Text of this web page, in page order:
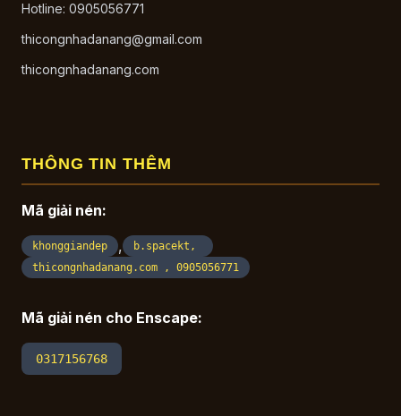
Hotline: 0905056771
thicongnhadanang@gmail.com
thicongnhadanang.com
THÔNG TIN THÊM
Mã giải nén:
khonggiandep ,
b.spacekt,
thicongnhadanang.com , 0905056771
Mã giải nén cho Enscape:
0317156768